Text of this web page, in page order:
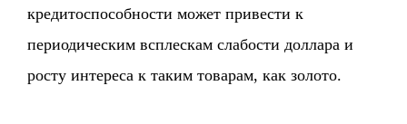
кредитоспособности может привести к
периодическим всплескам слабости доллара и
росту интереса к таким товарам, как золото.